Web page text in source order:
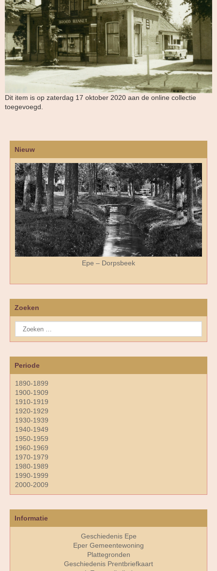
Dit item is op zaterdag 17 oktober 2020 aan de online collectie
toegevoegd.
Nieuw
Epe – Dorpsbeek
Zoeken
Periode
1890-1899
1900-1909
1910-1919
1920-1929
1930-1939
1940-1949
1950-1959
1960-1969
1970-1979
1980-1989
1990-1999
2000-2009
Informatie
Geschiedenis Epe
Eper Gemeentewoning
Plattegronden
Geschiedenis Prentbriefkaart